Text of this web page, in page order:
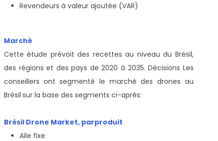
Revendeurs à valeur ajoutée (VAR)
Marché
Cette étude prévoit des recettes au niveau du Brésil,
des régions et des pays de 2020 à 2035. Décisions Les
conseillers ont segmenté le marché des drones au
Brésil sur la base des segments ci-après:
Brésil Drone Market, parproduit
Aile fixe